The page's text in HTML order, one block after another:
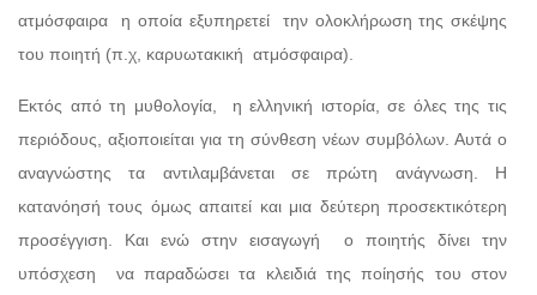
ατμόσφαιρα η οποία εξυπηρετεί την ολοκλήρωση της σκέψης
του ποιητή (π.χ, καρυωτακική ατμόσφαιρα).
Εκτός από τη μυθολογία, η ελληνική ιστορία, σε όλες της τις
περιόδους, αξιοποιείται για τη σύνθεση νέων συμβόλων. Αυτά ο
αναγνώστης τα αντιλαμβάνεται σε πρώτη ανάγνωση. Η
κατανόησή τους όμως απαιτεί και μια δεύτερη προσεκτικότερη
προσέγγιση. Και ενώ στην εισαγωγή ο ποιητής δίνει την
υπόσχεση να παραδώσει τα κλειδιά της ποίησής του στον